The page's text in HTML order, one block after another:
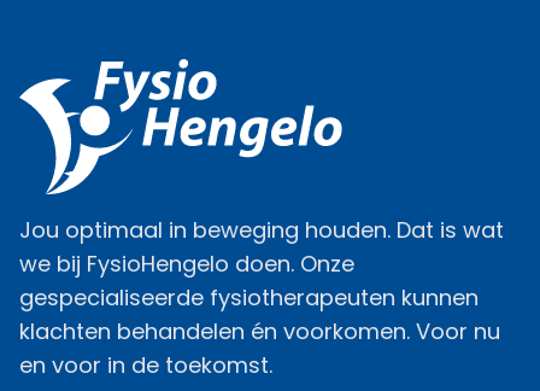
Jou optimaal in beweging houden. Dat is wat
we bij FysioHengelo doen. Onze
gespecialiseerde fysiotherapeuten kunnen
klachten behandelen én voorkomen. Voor nu
en voor in de toekomst.